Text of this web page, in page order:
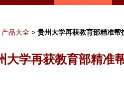
产品大全 > 贵州大学再获教育部精准帮
大学再获教育部精准